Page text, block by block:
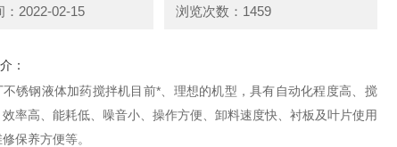
：2022-02-15 浏览次数：1459
：
不锈钢液体加药搅拌机目前*、理想的机型，具有自动化程度高、搅
率高、能耗低、噪音小、操作方便、卸料速度快、衬板及叶片使用
保养方便等。